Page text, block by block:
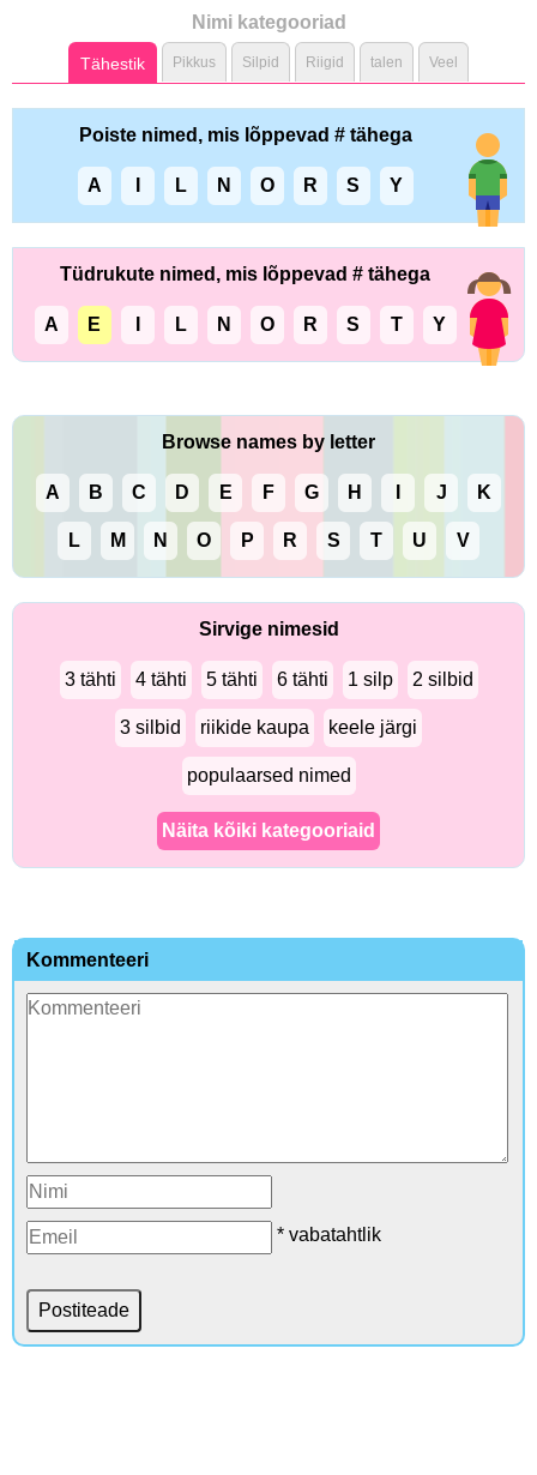
Nimi kategooriad
Tähestik Pikkus Silpid Riigid talen Veel
Poiste nimed, mis lõppevad # tähega
A L N O R S Y
Tüdrukute nimed, mis lõppevad # tähega
A E L N O R S T Y
Browse names by letter
A B C D E F G H J K
L M N O P R S T U V
Sirvige nimesid
3 tähti 4 tähti 5 tähti 6 tähti 1 silp 2 silbid
3 silbid riikide kaupa keele järgi
populaarsed nimed
Näita kõiki kategooriaid
Kommenteeri
* vabatahtlik